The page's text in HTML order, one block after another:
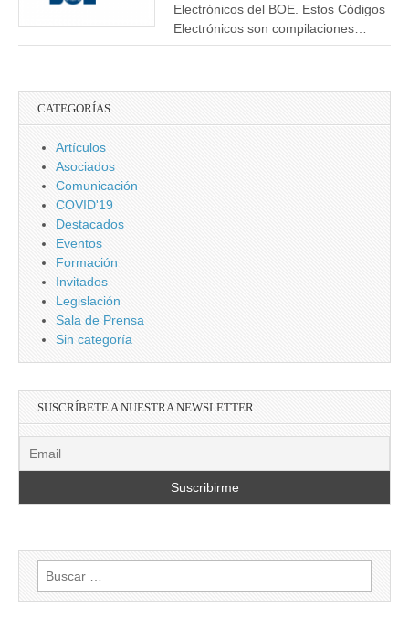
Electrónicos del BOE. Estos Códigos
Electrónicos son compilaciones…
CATEGORÍAS
Artículos
Asociados
Comunicación
COVID'19
Destacados
Eventos
Formación
Invitados
Legislación
Sala de Prensa
Sin categoría
SUSCRÍBETE A NUESTRA NEWSLETTER
Buscar: